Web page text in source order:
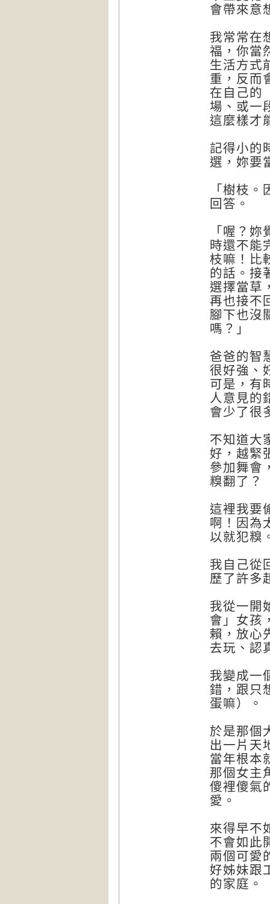
會帶來意
我常常在
福，你當
生活方式
重，反而
在自己的
場、或一
這麼樣才
記得小的
選，妳要
「樹枝
回答。
「喔？
時還不能
枝嘛！比
的話。接
選擇當草
再也接不
腳下也沒
嗎？」
爸爸的智
很好強、
可是，有
人意見的
會少了很
不知道大
好，越緊
參加舞會
糗翻了？
這裡我要
啊！因為
以就犯糗
我自己從
歷了許多
我從一開
會」女孩
賴，放心
去玩、認
我變成一
錯，跟只
蛋嘛）。
於是那個
出一片天
當年根本
那個女主
傻裡傻氣
愛。
來得早不
不會如此
兩個可愛
好姊妹跟
的家庭。